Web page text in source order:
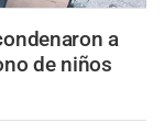
a
de niños